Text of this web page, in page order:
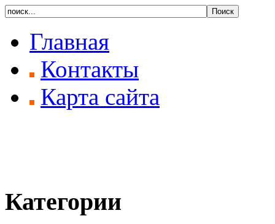
Главная
Контакты
Карта сайта
Категории